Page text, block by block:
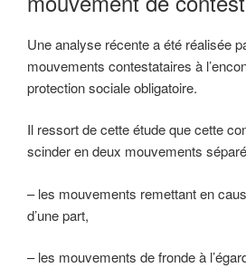
Une analyse récente a été réalisée
mouvements contestataires à
protection sociale obligatoire.
Il ressort de cette étude que cette
scinder en deux mouvements
– les mouvements remettant en
d’une part,
– les mouvements de fronde à